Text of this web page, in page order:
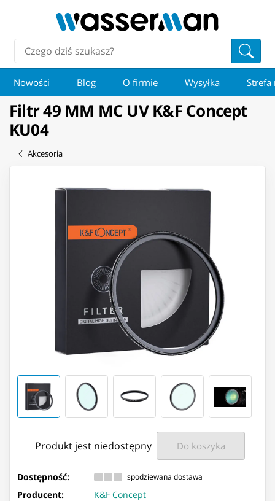
Nowości Blog O firmie Wysyłka Strefa
Filtr 49 MM MC UV K&F Concept
KU04
Akcesoria
Produkt jest niedostępny Do koszyka
Dostępność: spodziewana dostawa
Producent:
K&F Concept